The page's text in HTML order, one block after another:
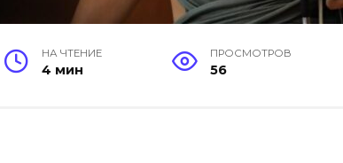
НА ЧТЕНИЕ
4 мин
ПРОСМОТРОВ
56